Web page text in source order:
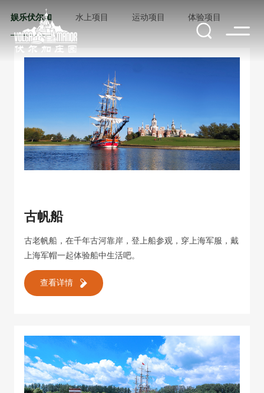
娱乐伏尔加 水上项目 运动项目 体验项目
古帆船
古老帆船，在千年古河靠岸，登上船参观，穿上海军服，戴
上海军帽一起体验船中生活吧。
查看详情